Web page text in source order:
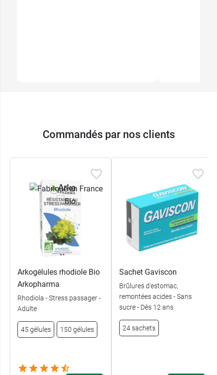
Commandés par nos clients
Arkogélules rhodiole Bio
Arkopharma
Rhodiola - Stress passager -
Adulte
45 gélules 150 gélules
Sachet Gaviscon
Brûlures d'estomac,
remontées acides - Sans
sucre - Dès 12 ans
24 sachets